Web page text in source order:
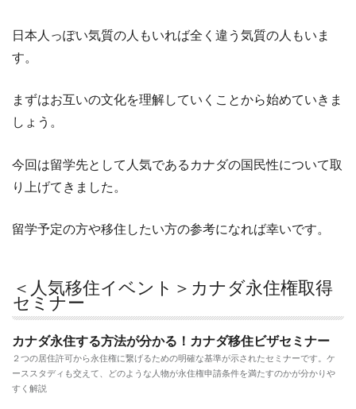
日本人っぽい気質の人もいれば全く違う気質の人もいま
す。
まずはお互いの文化を理解していくことから始めていきま
しょう。
今回は留学先として人気であるカナダの国民性について取
り上げてきました。
留学予定の方や移住したい方の参考になれば幸いです。
＜人気移住イベント＞カナダ永住権取得
セミナー
カナダ永住する方法が分かる！カナダ移住ビザセミナー
２つの居住許可から永住権に繋げるための明確な基準が示されたセミナーです。ケ
ーススタディも交えて、どのような人物が永住権申請条件を満たすのかが分かりや
すく解説